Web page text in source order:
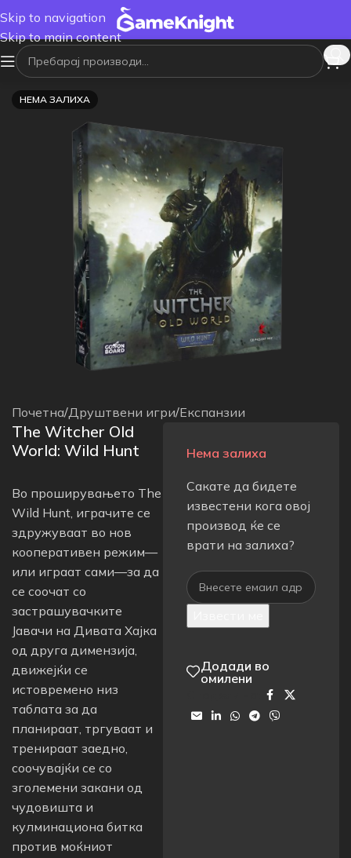
Skip to navigation
Skip to main content
НЕМА ЗАЛИХА
Почетна/Друштвени игри/Експанзии
The Witcher Old
World: Wild Hunt
Во проширувањето The
Wild Hunt, играчите се
здружуваат во нов
кооперативен режим—
или играат сами—за да
се соочат со
застрашувачките
Јавачи на Дивата Хајка
од друга димензија,
движејќи се
истовремено низ
таблата за да
планираат, тргуваат и
тренираат заедно,
соочувајќи се со
зголемени закани од
чудовишта и
кулминациона битка
против моќниот
Нема залиха
Сакате да бидете
известени кога овој
производ ќе се
врати на залиха?
Додади во
омилени